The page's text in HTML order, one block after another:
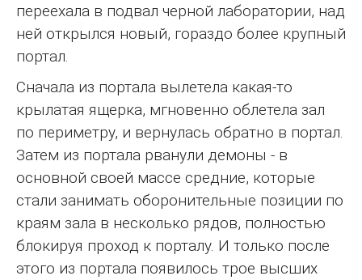
переехала в подвал черной лаборатории, над
ней открылся новый, гораздо более крупный
портал.
Сначала из портала вылетела какая-то
крылатая ящерка, мгновенно облетела зал
по периметру, и вернулась обратно в портал.
Затем из портала рванули демоны - в
основной своей массе средние, которые
стали занимать оборонительные позиции по
краям зала в несколько рядов, полностью
блокируя проход к порталу. И только после
этого из портала появилось трое высших